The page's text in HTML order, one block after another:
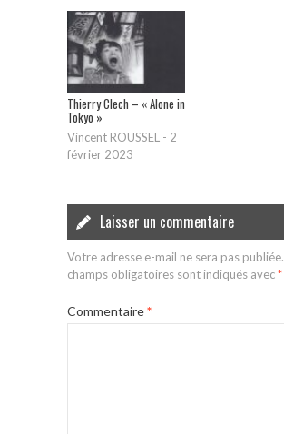
Thierry Clech – « Alone in
Tokyo »
Vincent ROUSSEL - 2
février 2023
Laisser un commentaire
Votre adresse e-mail ne sera pas publiée.
champs obligatoires sont indiqués avec*
Commentaire*